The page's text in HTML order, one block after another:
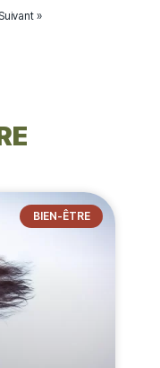
»
BIEN-ÊTRE